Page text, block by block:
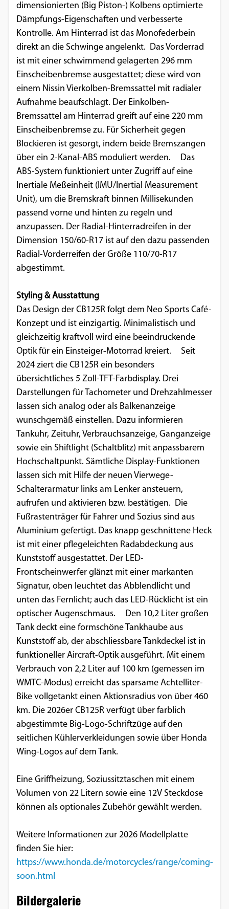
dimensionierten (Big Piston-) Kolbens optimierte
Dämpfungs-Eigenschaften und verbesserte
Kontrolle. Am Hinterrad ist das Monofederbein
direkt an die Schwinge angelenkt. Das Vorderrad
ist mit einer schwimmend gelagerten 296 mm
Einscheibenbremse ausgestattet; diese wird von
einem Nissin Vierkolben-Bremssattel mit radialer
Aufnahme beaufschlagt. Der Einkolben-
Bremssattel am Hinterrad greift auf eine 220 mm
Einscheibenbremse zu. Für Sicherheit gegen
Blockieren ist gesorgt, indem beide Bremszangen
über ein 2-Kanal-ABS moduliert werden. Das
ABS-System funktioniert unter Zugriff auf eine
Inertiale Meßeinheit (IMU/Inertial Measurement
Unit), um die Bremskraft binnen Millisekunden
passend vorne und hinten zu regeln und
anzupassen. Der Radial-Hinterradreifen in der
Dimension 150/60-R17 ist auf den dazu passenden
Radial-Vorderreifen der Größe 110/70-R17
abgestimmt.
Styling & Ausstattung
Das Design der CB125R folgt dem Neo Sports Café-
Konzept und ist einzigartig. Minimalistisch und
gleichzeitig kraftvoll wird eine beeindruckende
Optik für ein Einsteiger-Motorrad kreiert. Seit
2024 ziert die CB125R ein besonders
übersichtliches 5 Zoll-TFT-Farbdisplay. Drei
Darstellungen für Tachometer und Drehzahlmesser
lassen sich analog oder als Balkenanzeige
wunschgemäß einstellen. Dazu informieren
Tankuhr, Zeituhr, Verbrauchsanzeige, Ganganzeige
sowie ein Shiftlight (Schaltblitz) mit anpassbarem
Hochschaltpunkt. Sämtliche Display-Funktionen
lassen sich mit Hilfe der neuen Vierwege-
Schalterarmatur links am Lenker ansteuern,
aufrufen und aktivieren bzw. bestätigen. Die
Fußrasten­träger für Fahrer und Sozius sind aus
Aluminium gefertigt. Das knapp geschnittene Heck
ist mit einer pflegeleichten Radabdeckung aus
Kunststoff ausgestattet. Der LED-
Frontscheinwerfer glänzt mit einer markanten
Signatur, oben leuchtet das Abblendlicht und
unten das Fernlicht; auch das LED-Rücklicht ist ein
optischer Augenschmaus. Den 10,2 Liter großen
Tank deckt eine formschöne Tankhaube aus
Kunststoff ab, der abschliessbare Tankdeckel ist in
funktioneller Aircraft-Optik ausgeführt. Mit einem
Verbrauch von 2,2 Liter auf 100 km (gemessen im
WMTC-Modus) erreicht das sparsame Achtelliter-
Bike vollgetankt einen Aktionsradius von über 460
km. Die 2026er CB125R verfügt über farblich
abgestimmte Big-Logo-Schriftzüge auf den
seitlichen Kühlerverkleidungen sowie über Honda
Wing-Logos auf dem Tank.
Eine Griffheizung, Soziussitztaschen mit einem
Volumen von 22 Litern sowie eine 12V Steckdose
können als optionales Zubehör gewählt werden.
Weitere Informationen zur 2026 Modellplatte
finden Sie hier:
https://www.honda.de/motorcycles/range/coming-
soon.html
Bildergalerie